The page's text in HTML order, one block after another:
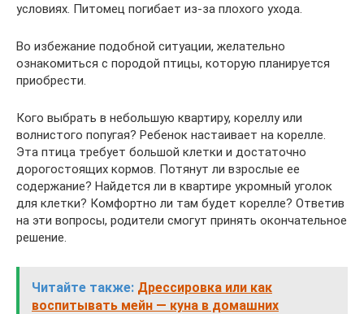
условиях. Питомец погибает из-за плохого ухода.
Во избежание подобной ситуации, желательно
ознакомиться с породой птицы, которую планируется
приобрести.
Кого выбрать в небольшую квартиру, кореллу или
волнистого попугая? Ребенок настаивает на корелле.
Эта птица требует большой клетки и достаточно
дорогостоящих кормов. Потянут ли взрослые ее
содержание? Найдется ли в квартире укромный уголок
для клетки? Комфортно ли там будет корелле? Ответив
на эти вопросы, родители смогут принять окончательное
решение.
Читайте также: Дрессировка или как
воспитывать мейн — куна в домашних